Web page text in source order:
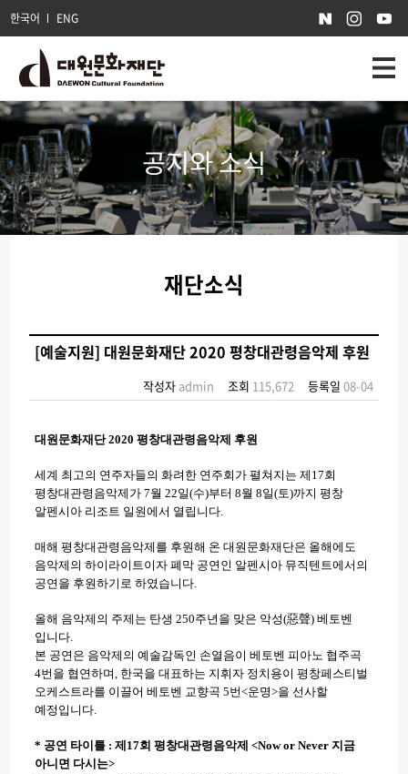
한국어 ENG
공지와 소식
재단소식
[예술지원] 대원문화재단 2020 평창대관령음악제 후원
작성자 admin 조회 115,672 등록일 08-04
대원문화재단 2020 평창대관령음악제 후원
세계 최고의 연주자들의 화려한 연주회가 펼쳐지는 제17회
평창대관령음악제가 7월 22일(수)부터 8월 8일(토)까지 평창
알펜시아 리조트 일원에서 열립니다.
매해 평창대관령음악제를 후원해 온 대원문화재단은 올해에도
음악제의 하이라이트이자 폐막 공연인 알펜시아 뮤직텐트에서의
공연을 후원하기로 하였습니다.
올해 음악제의 주제는 탄생 250주년을 맞은 악성(惡聲) 베토벤
입니다.
본 공연은 음악제의 예술감독인 손열음이 베토벤 피아노 협주곡
4번을 협연하며, 한국을 대표하는 지휘자 정치용이 평창페스티벌
오케스트라를 이끌어 베토벤 교향곡 5번<운명>을 선사할
예정입니다.
* 공연 타이틀 : 제17회 평창대관령음악제 <Now or Never 지금
아니면 다시는>